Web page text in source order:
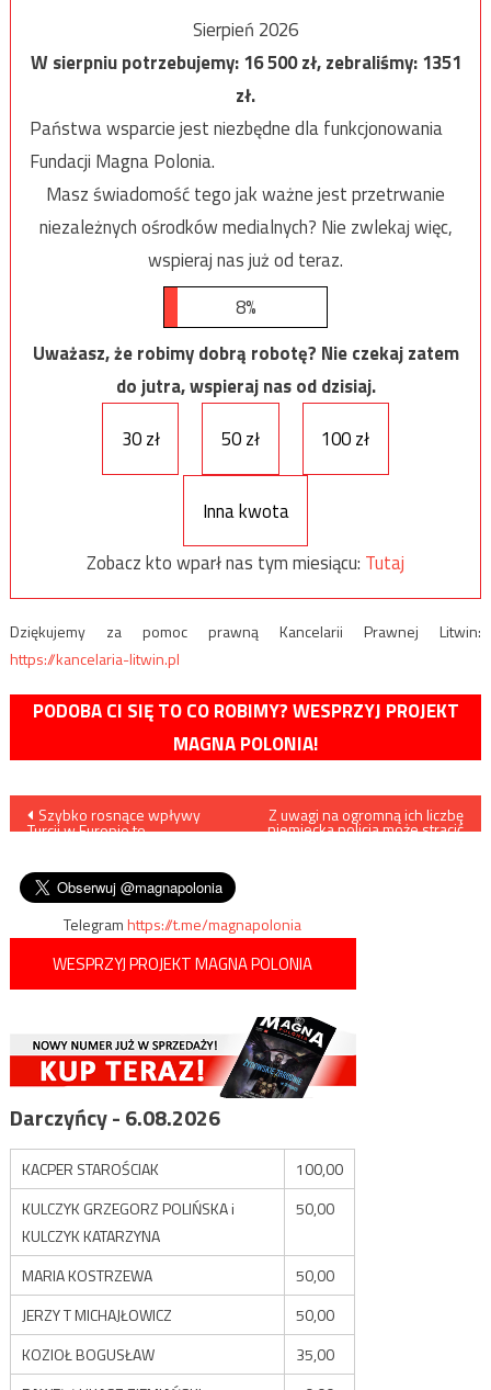
Sierpień 2026
W sierpniu potrzebujemy:16 500zł, zebraliśmy:1351
zł.
Państwa wsparcie jest niezbędne dla funkcjonowania
Fundacji Magna Polonia.
Masz świadomość tego jak ważne jest przetrwanie
niezależnych ośrodków medialnych? Nie zwlekaj więc,
wspieraj nas już od teraz.
8%
Uważasz, że robimy dobrą robotę? Nie czekaj zatem
do jutra, wspieraj nas od dzisiaj.
30 zł
50 zł 100 zł
Inna kwota
Zobacz kto wparł nas tym miesiącu: Tutaj
Dziękujemy za pomoc prawną Kancelarii Prawnej Litwin:
https://kancelaria-litwin.pl
PODOBA CI SIĘ TO CO ROBIMY? WESPRZYJ PROJEKT
MAGNA POLONIA!
Nawigacja
Szybko rosnące wpływy
Turcji w Europie to
Z uwagi na ogromną ich liczbę
niemiecka policja może stracić
Telegramhttps://t.me/magnapolonia
WESPRZYJ PROJEKT MAGNA POLONIA
Darczyńcy - 6.08.2026
KACPER STAROŚCIAK
100,00
KULCZYK GRZEGORZ POLIŃSKA i
KULCZYK KATARZYNA
50,00
MARIA KOSTRZEWA
50,00
JERZY T MICHAJŁOWICZ
50,00
KOZIOŁ BOGUSŁAW
35,00